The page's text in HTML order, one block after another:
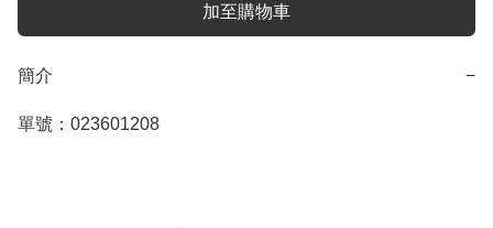
加至購物車
簡介 −
單號：023601208